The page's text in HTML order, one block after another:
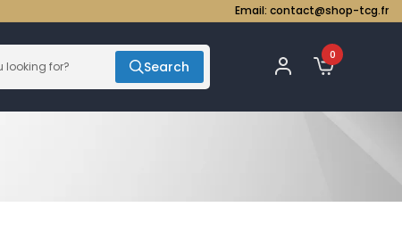
Email: contact@shop-tcg.fr
Search
0